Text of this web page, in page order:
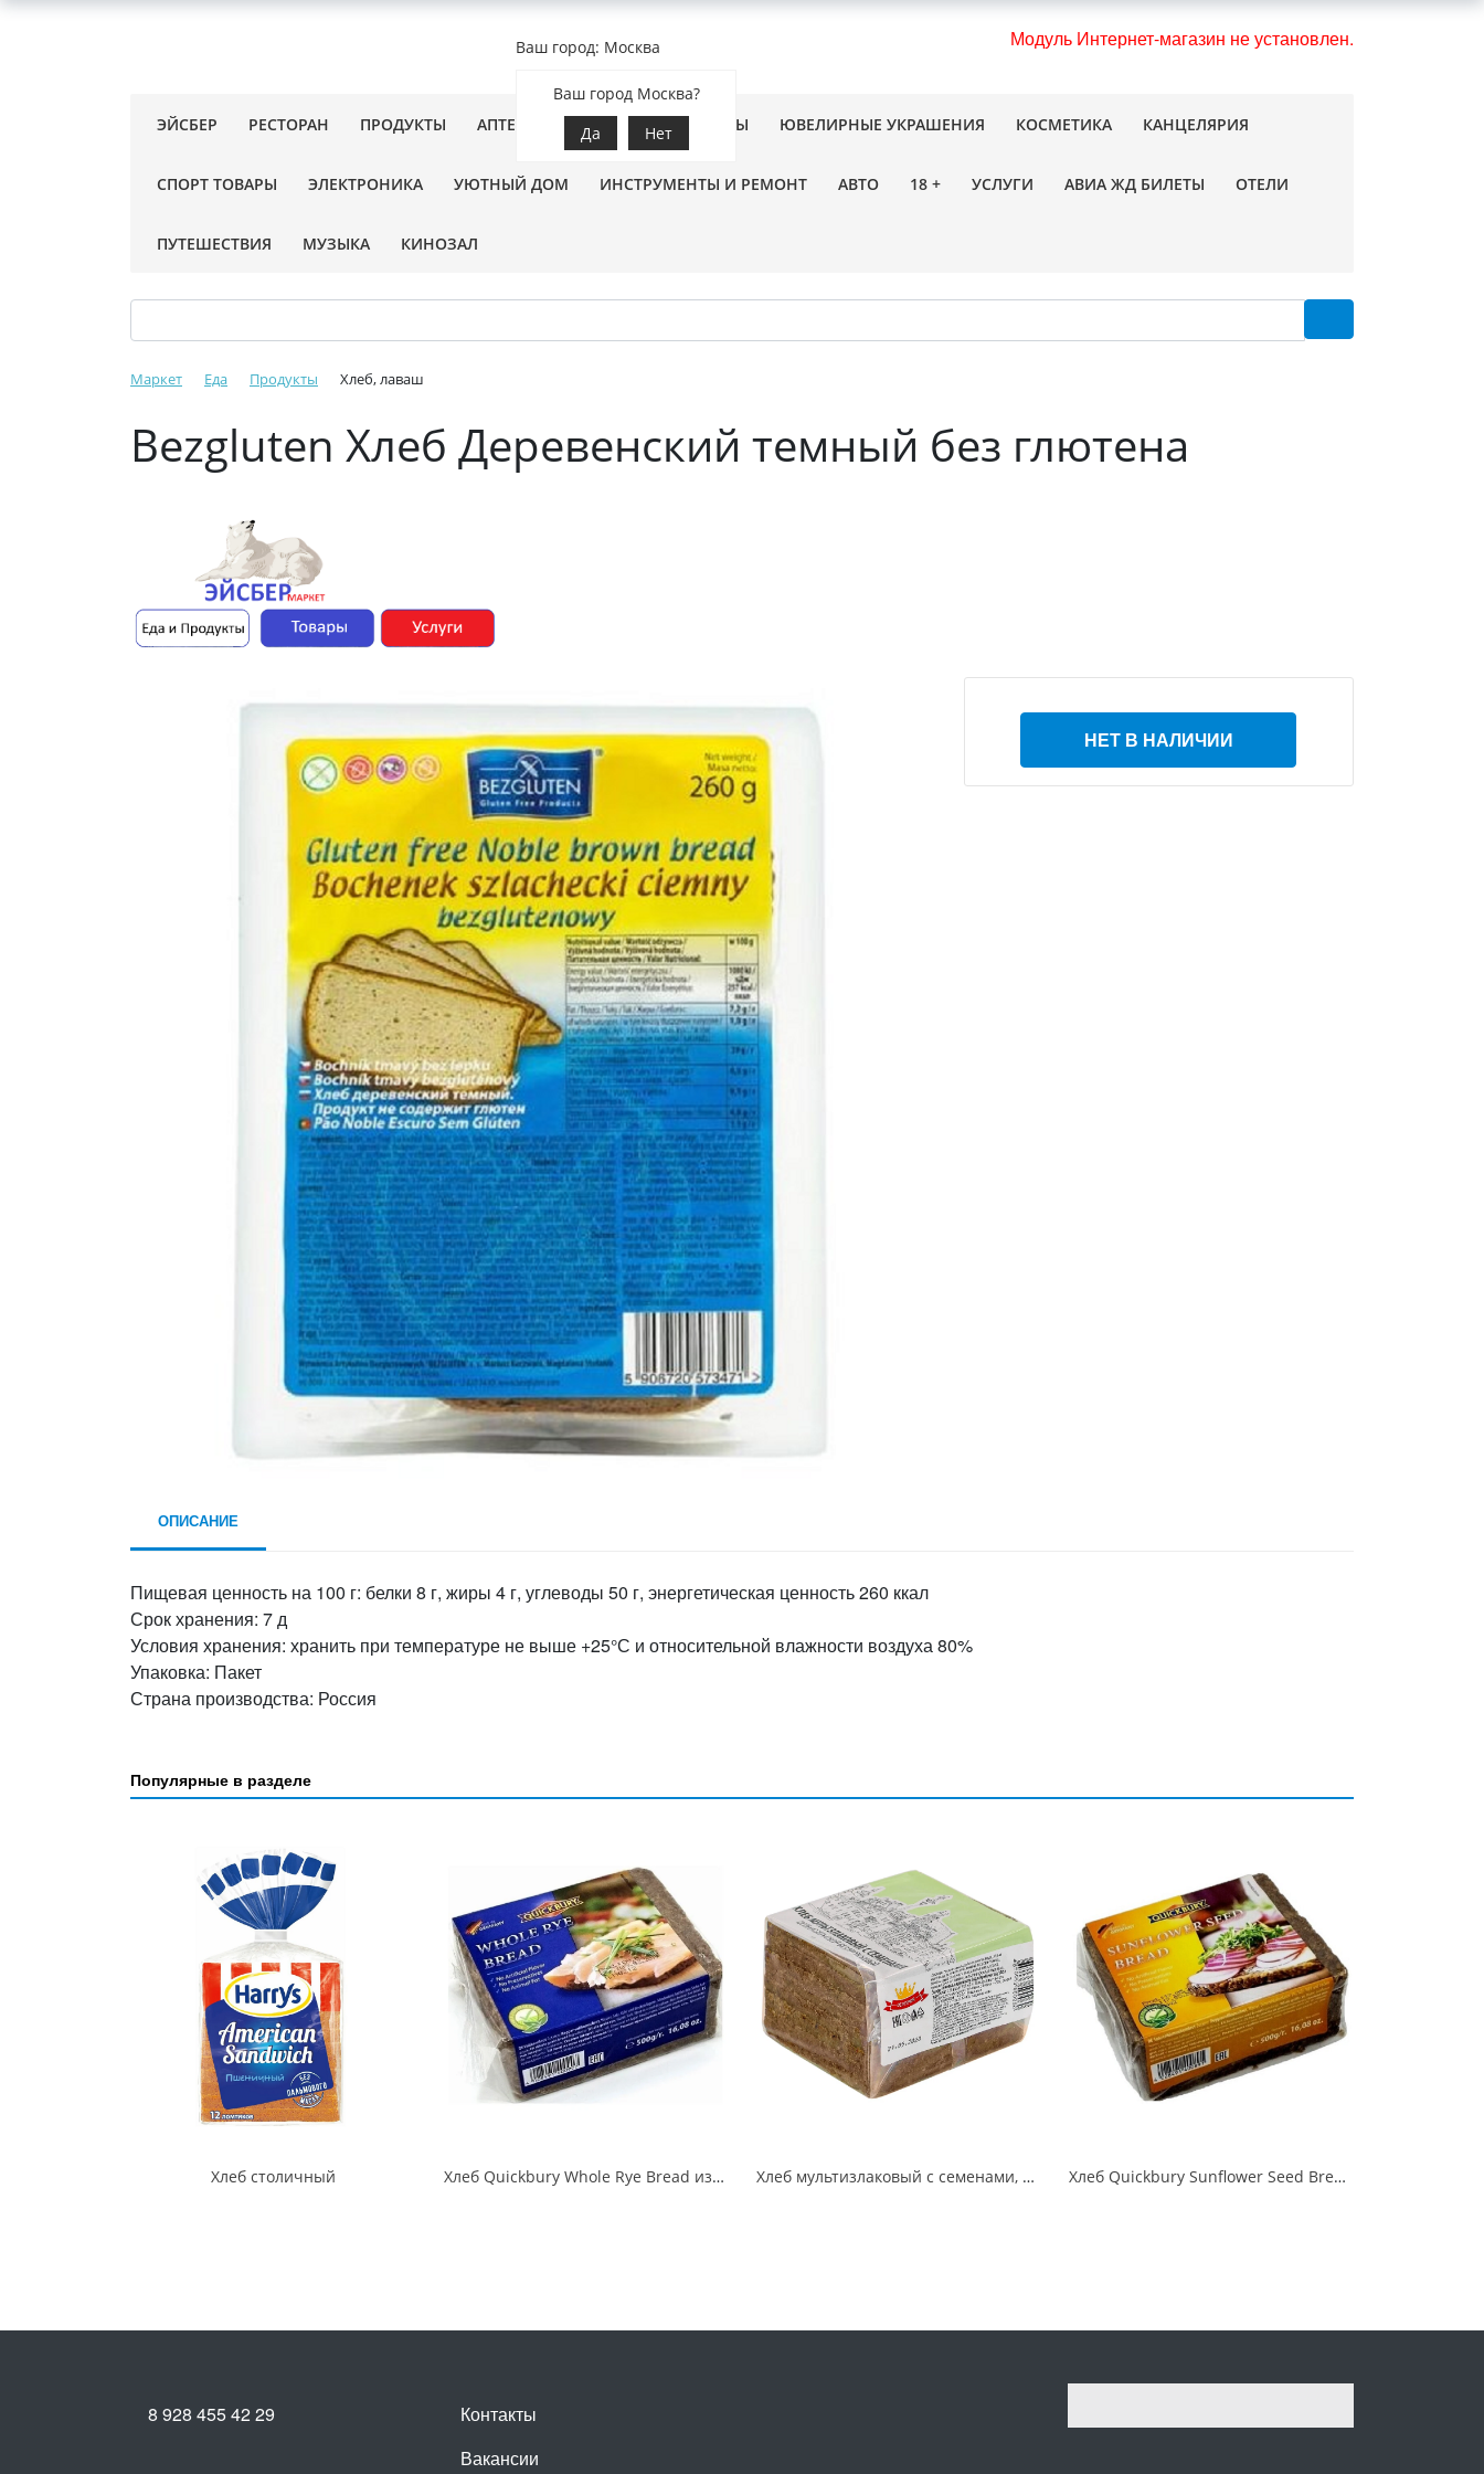
Модуль Интернет-магазин не установлен.
Ваш город: Москва
Ваш город Москва?
Да
Нет
ЭЙСБЕР РЕСТОРАН ПРОДУКТЫ АПТЕКА ЗООТОВАРЫ ЦВЕТЫ ЮВЕЛИРНЫЕ УКРАШЕНИЯ КОСМЕТИКА КАНЦЕЛЯРИЯ
СПОРТ ТОВАРЫ ЭЛЕКТРОНИКА УЮТНЫЙ ДОМ ИНСТРУМЕНТЫ И РЕМОНТ АВТО 18 + УСЛУГИ АВИА ЖД БИЛЕТЫ ОТЕЛИ
ПУТЕШЕСТВИЯ МУЗЫКА КИНОЗАЛ
Маркет Еда Продукты Хлеб, лаваш
Bezgluten Хлеб Деревенский темный без глютена
НЕТ В НАЛИЧИИ
ОПИСАНИЕ
Пищевая ценность на 100 г: белки 8 г, жиры 4 г, углеводы 50 г, энергетическая ценность 260 ккал
Срок хранения: 7 д
Условия хранения: хранить при температуре не выше +25°С и относительной влажности воздуха 80%
Упаковка: Пакет
Страна производства: Россия
Популярные в разделе
Хлеб столичный Хлеб Quickbury Whole Rye Bread из ржаной муки грубого помола цельнозернистый Хлеб мультизлаковый с семенами, Old Town, цельнозерновой бездрожжевой Хлеб Quickbury Sunflower Seed Bread из ржаной муки грубого помола с семенами подсолнечника
Контакты
Вакансии
8 928 455 42 29